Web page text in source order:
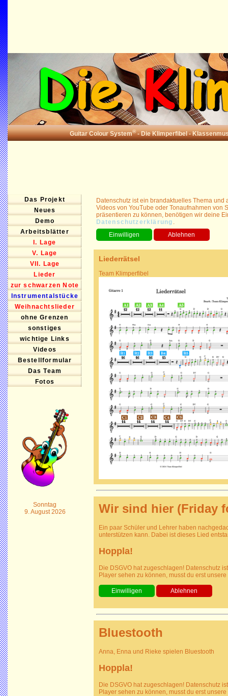
Guitar Colour System®- Die Klimperfibel -
Das Projekt
Neues
Demo
Arbeitsblätter
I. Lage
V. Lage
VII. Lage
Lieder
zur schwarzen Note
Instrumentalstücke
Weihnachtslieder
ohne Grenzen
sonstiges
wichtige Links
Videos
Bestellformular
Das Team
Fotos
Sonntag
9. August 2026
Datenschutz ist ein brandaktuelles Thema und
Videos von YouTube oder Tonaufnahmen von
präsentieren zu können, benötigen wir deine
Datenschutzerklärung .
Liederrätsel
Team Klimperfibel
Wir sind hier (Friday
Ein paar Schüler und Lehrer haben
unterstützen kann. Dabei ist dieses Lied
Hoppla!
Die DSGVO hat zugeschlagen! Datenschutz
Player sehen zu können, musst du erst unsere
Bluestooth
Anna, Enna und Rieke spielen Bluestooth
Hoppla!
Die DSGVO hat zugeschlagen! Datenschutz
Player sehen zu können, musst du erst unsere